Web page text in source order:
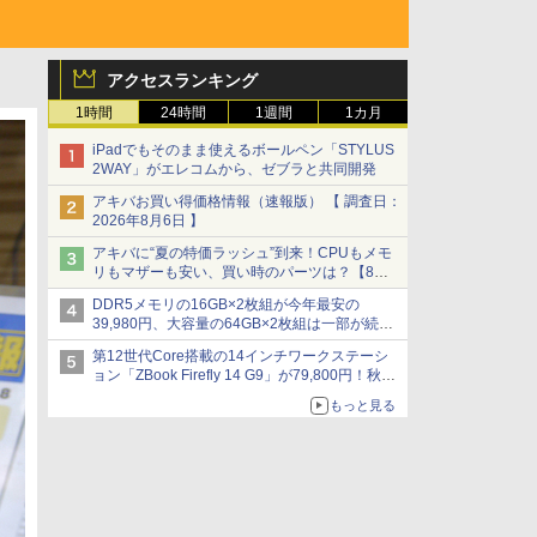
アクセスランキング
1時間 24時間 1週間 1カ月
iPadでもそのまま使えるボールペン「STYLUS
2WAY」がエレコムから、ゼブラと共同開発
アキバお買い得価格情報（速報版） 【 調査日：
2026年8月6日 】
アキバに“夏の特価ラッシュ”到来！CPUもメモ
リもマザーも安い、買い時のパーツは？【8月7
日(金)22時配信】
DDR5メモリの16GB×2枚組が今年最安の
39,980円、大容量の64GB×2枚組は一部が続騰
[8月前半のメモリ価格]
第12世代Core搭載の14インチワークステーシ
ョン「ZBook Firefly 14 G9」が79,800円！秋葉
もっと見る